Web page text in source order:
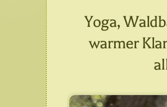
Yoga,
warmer